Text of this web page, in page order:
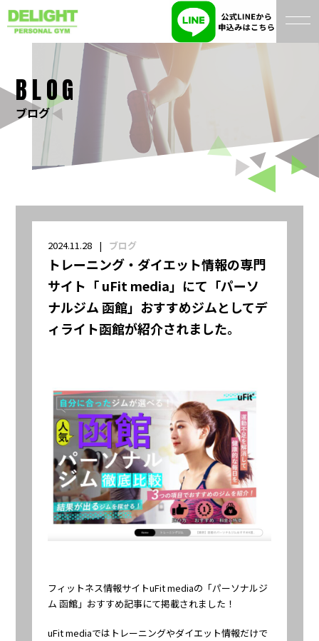
BLOG
ブログ
2024.11.28 ブログ
トレーニング・ダイエット情報の専門
サイト「 uFit media」にて「パーソ
ナルジム 函館」おすすめジムとしてデ
ィライト函館が紹介されました。
フィットネス情報サイトuFit mediaの「パーソナルジ
ム 函館 」おすすめ記事にて掲載されました！
uFit mediaではトレーニングやダイエット情報だけで